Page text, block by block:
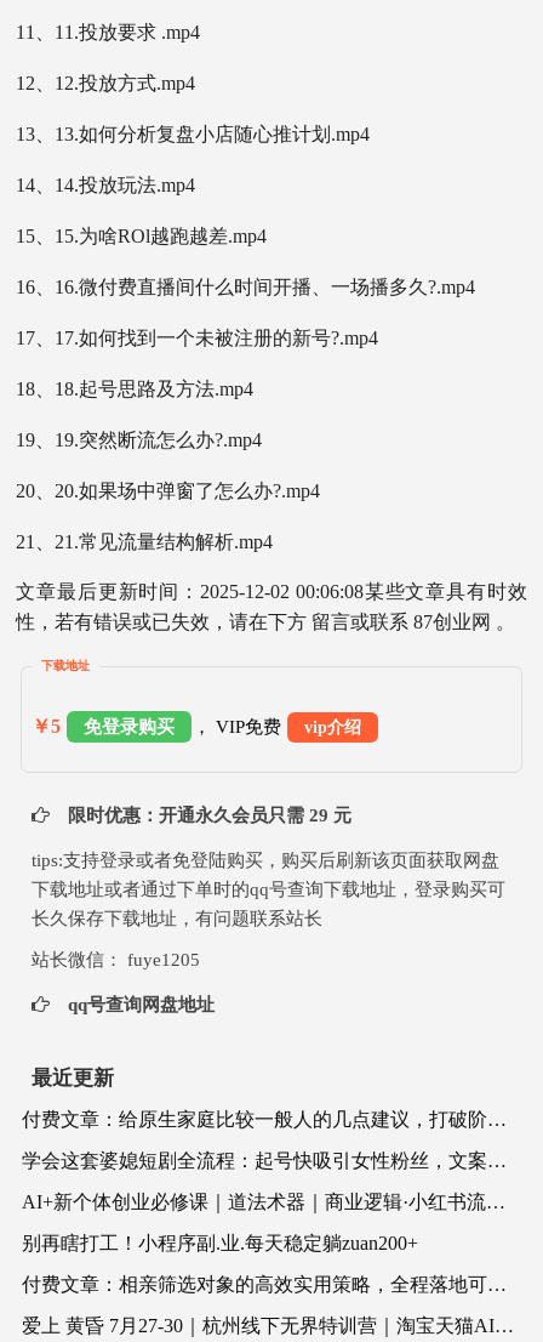
11、11.投放要求 .mp4
12、12.投放方式.mp4
13、13.如何分析复盘小店随心推计划.mp4
14、14.投放玩法.mp4
15、15.为啥ROl越跑越差.mp4
16、16.微付费直播间什么时间开播、一场播多久?.mp4
17、17.如何找到一个未被注册的新号?.mp4
18、18.起号思路及方法.mp4
19、19.突然断流怎么办?.mp4
20、20.如果场中弹窗了怎么办?.mp4
21、21.常见流量结构解析.mp4
文章最后更新时间：2025-12-02 00:06:08某些文章具有时效
性，若有错误或已失效，请在下方 留言或联系 87创业网 。
下载地址
￥5 免登录购买 ， VIP免费 vip介绍
限时优惠：开通永久会员只需 29 元
tips:支持登录或者免登陆购买，购买后刷新该页面获取网盘
下载地址或者通过下单时的qq号查询下载地址，登录购买可
长久保存下载地址，有问题联系站长
站长微信： fuye1205
qq号查询网盘地址
最近更新
付费文章：给原生家庭比较一般人的几点建议，打破阶层局限，实现个人与家族代际向上跃升
学会这套婆媳短剧全流程：起号快吸引女性粉丝，文案剪辑视频制作一站式搞定，多种变现方式都可做
AI+新个体创业必修课｜道法术器｜商业逻辑·小红书流量·AI智能体｜低成本打造个人变现小生意全套教学
别再瞎打工！小程序副.业.每天稳定躺zuan200+
付费文章：相亲筛选对象的高效实用策略，全程落地可实操，规避短择、利己型相亲对象
爱上 黄昏 7月27-30｜杭州线下无界特训营｜淘宝天猫AI推广｜直通车人群｜全套PPT SOP思维导图资料包